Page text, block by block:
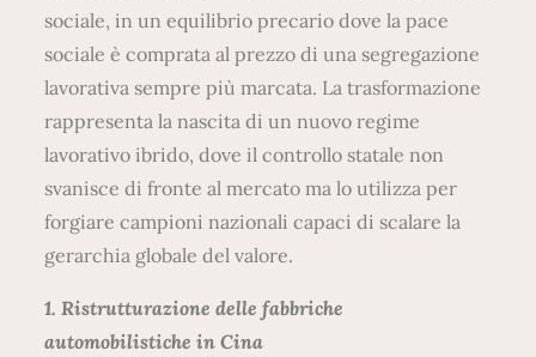
sociale, in un equilibrio precario dove la pace
sociale è comprata al prezzo di una segregazione
lavorativa sempre più marcata. La trasformazione
rappresenta la nascita di un nuovo regime
lavorativo ibrido, dove il controllo statale non
svanisce di fronte al mercato ma lo utilizza per
forgiare campioni nazionali capaci di scalare la
gerarchia globale del valore.
1. Ristrutturazione delle fabbriche
automobilistiche in Cina